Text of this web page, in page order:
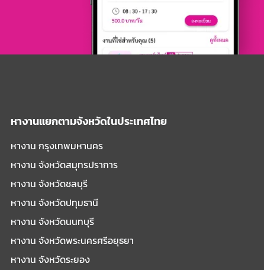
หางานแยกตามจังหวัดในประเทศไทย
หางาน กรุงเทพมหานคร
หางาน จังหวัดสมุทรปราการ
หางาน จังหวัดชลบุรี
หางาน จังหวัดปทุมธานี
หางาน จังหวัดนนทบุรี
หางาน จังหวัดพระนครศรีอยุธยา
หางาน จังหวัดระยอง